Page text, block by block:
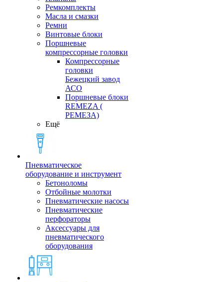
Ремкомплекты
Масла и смазки
Ремни
Винтовые блоки
Поршневые
компрессорные головки
Компрессорные
головки
Бежецкий завод
АСО
Поршневые блоки
REMEZA (
РЕМЕЗА)
Ещё
Пневматическое
оборудование и инструмент
Бетоноломы
Отбойные молотки
Пневматические насосы
Пневматические
перфораторы
Аксессуары для
пневматического
оборудования